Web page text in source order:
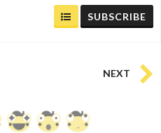
SUBSCRIBE
NEXT